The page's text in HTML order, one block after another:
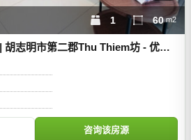
胡志明市第二郡Thu Thiem坊 - 优雅
1 60 m2
咨询该房源